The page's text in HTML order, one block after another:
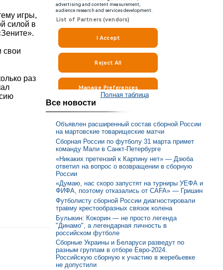
игры,
силой в
свои
раз
Полная таблица
Все новости
Объявлен расширенный состав сборной России
на мартовские товарищеские матчи
Сборная России по футболу 31 марта примет
команду Мали в Санкт-Петербурге
«Никаких претензий к Карпину нет» — Дзюба
ответил на вопрос о возвращении в сборную
России
«Думаю, нас скоро запустят на турниры УЕФА и
ФИФА, поэтому отказались от CAFA» — Гришин
Футболисту сборной России диагностировали
травму крестообразных связок колена
Булыкин: Кокорин — не просто легенда
"Динамо", а легендарная личность в
российском футболе
Сборные Украины и Беларуси разведут по
разным группам в отборе Евро-2024.
Российскую сборную к участию в жеребьевке
не допустили